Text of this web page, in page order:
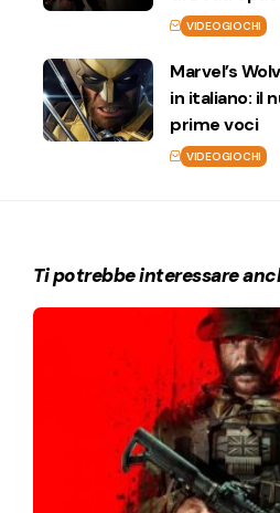
VIDEOGIOCHI
Marvel’s
in italiano: il
prime voci
VIDEOGIOCHI
Ti potrebbe interessare